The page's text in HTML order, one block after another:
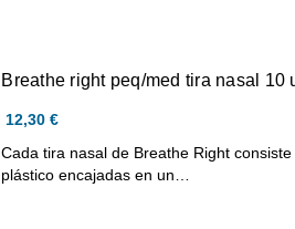
Breathe right peq/med tira nasal 10
12,30 €
Cada tira nasal de Breathe Right
plástico encajadas en un…